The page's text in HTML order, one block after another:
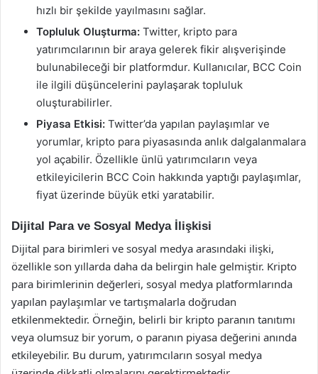
hızlı bir şekilde yayılmasını sağlar.
Topluluk Oluşturma: Twitter, kripto para
yatırımcılarının bir araya gelerek fikir alışverişinde
bulunabileceği bir platformdur. Kullanıcılar, BCC Coin
ile ilgili düşüncelerini paylaşarak topluluk
oluşturabilirler.
Piyasa Etkisi: Twitter’da yapılan paylaşımlar ve
yorumlar, kripto para piyasasında anlık dalgalanmalara
yol açabilir. Özellikle ünlü yatırımcıların veya
etkileyicilerin BCC Coin hakkında yaptığı paylaşımlar,
fiyat üzerinde büyük etki yaratabilir.
Dijital Para ve Sosyal Medya İlişkisi
Dijital para birimleri ve sosyal medya arasındaki ilişki,
özellikle son yıllarda daha da belirgin hale gelmiştir. Kripto
para birimlerinin değerleri, sosyal medya platformlarında
yapılan paylaşımlar ve tartışmalarla doğrudan
etkilenmektedir. Örneğin, belirli bir kripto paranın tanıtımı
veya olumsuz bir yorum, o paranın piyasa değerini anında
etkileyebilir. Bu durum, yatırımcıların sosyal medya